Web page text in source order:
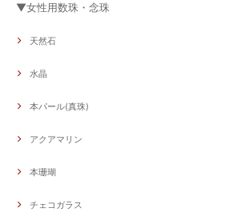
▼女性用数珠・念珠
天然石
水晶
本パール(真珠)
アクアマリン
本珊瑚
チェコガラス